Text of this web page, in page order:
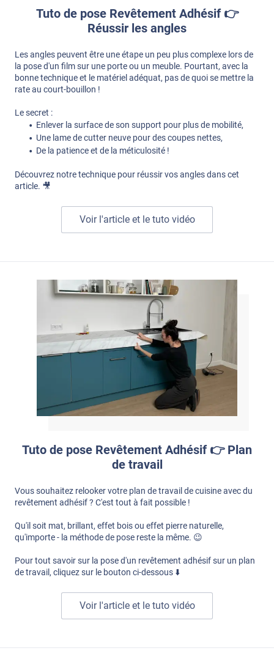
Tuto de pose Revêtement Adhésif 👉
Réussir les angles
Les angles peuvent être une étape un peu plus complexe lors de
la pose d'un film sur une porte ou un meuble. Pourtant, avec la
bonne technique et le matériel adéquat, pas de quoi se mettre la
rate au court-bouillon !
Le secret :
Enlever la surface de son support pour plus de mobilité,
Une lame de cutter neuve pour des coupes nettes,
De la patience et de la méticulosité !
Découvrez notre technique pour réussir vos angles dans cet
article. 🎥
Voir l'article et le tuto vidéo
Tuto de pose Revêtement Adhésif 👉 Plan
de travail
Vous souhaitez relooker votre plan de travail de cuisine avec du
revêtement adhésif ? C'est tout à fait possible !
Qu'il soit mat, brillant, effet bois ou effet pierre naturelle,
qu'importe - la méthode de pose reste la même. 😉
Pour tout savoir sur la pose d'un revêtement adhésif sur un plan
de travail, cliquez sur le bouton ci-dessous ⬇️
Voir l'article et le tuto vidéo